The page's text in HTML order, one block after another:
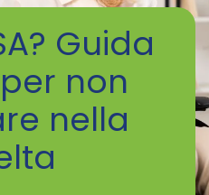
Guida
non
nella